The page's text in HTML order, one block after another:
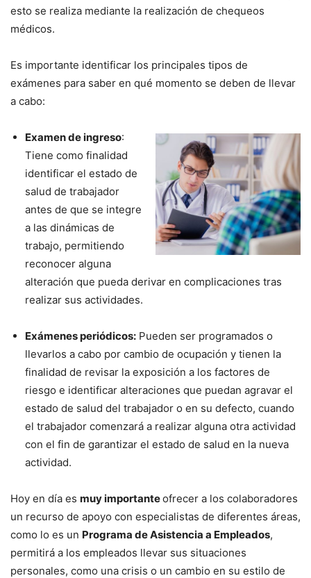
esto se realiza mediante la realización de chequeos
médicos.
Es importante identificar los principales tipos de
exámenes para saber en qué momento se deben de llevar
a cabo:
Examen de ingreso:
Tiene como finalidad
identificar el estado de
salud de trabajador
antes de que se integre
a las dinámicas de
trabajo, permitiendo
reconocer alguna
alteración que pueda derivar en complicaciones tras
realizar sus actividades.
Exámenes periódicos: Pueden ser programados o
llevarlos a cabo por cambio de ocupación y tienen la
finalidad de revisar la exposición a los factores de
riesgo e identificar alteraciones que puedan agravar el
estado de salud del trabajador o en su defecto, cuando
el trabajador comenzará a realizar alguna otra actividad
con el fin de garantizar el estado de salud en la nueva
actividad.
Hoy en día es muy importanteofrecer a los colaboradores
un recurso de apoyo con especialistas de diferentes áreas,
como lo es un Programa de Asistencia a Empleados,
permitirá a los empleados llevar sus situaciones
personales, como una crisis o un cambio en su estilo de